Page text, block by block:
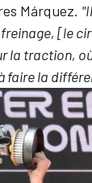
Márquez.
[le
la traction,
faire la